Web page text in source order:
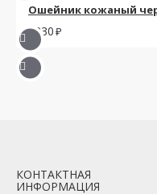
Ошейник кожаный
2230
КОНТАКТНАЯ
ИНФОРМАЦИЯ